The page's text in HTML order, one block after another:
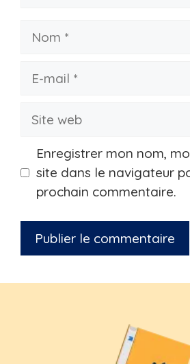
Nom
Site
Enregistrer mon nom,
site dans le navigateur
prochain commentaire.